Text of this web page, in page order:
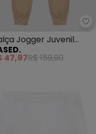
- Calça Infantil
Jogger Juvenil
em Moletom
47,97R$ 159,90